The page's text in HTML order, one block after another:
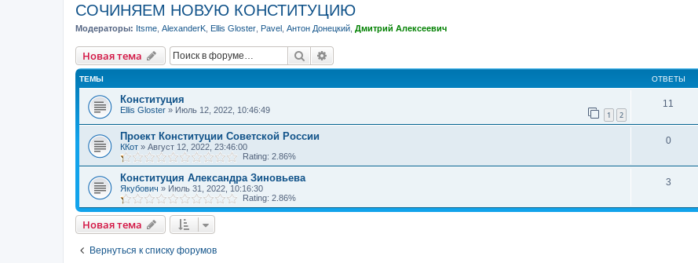
СОЧИНЯЕМ НОВУЮ КОНСТИТУЦИЮ
Модераторы: Itsme AlexanderK Ellis Gloster Pavel Антон Донецкий Дмитрий Алексеевич
Новая тема Поиск
ТЕМЫ ОТВЕТЫ
Конституция
Ellis Gloster » Июль 12, 2022, 10:46:49 1 2
11
Проект Конституции Советской России
ККот » Август 12, 2022, 23:46:00
Rating: 2.86%
0
Конституция Александра Зиновьева
Якубович » Июль 31, 2022, 10:16:30
Rating: 2.86%
3
Новая тема
Вернуться к списку форумов